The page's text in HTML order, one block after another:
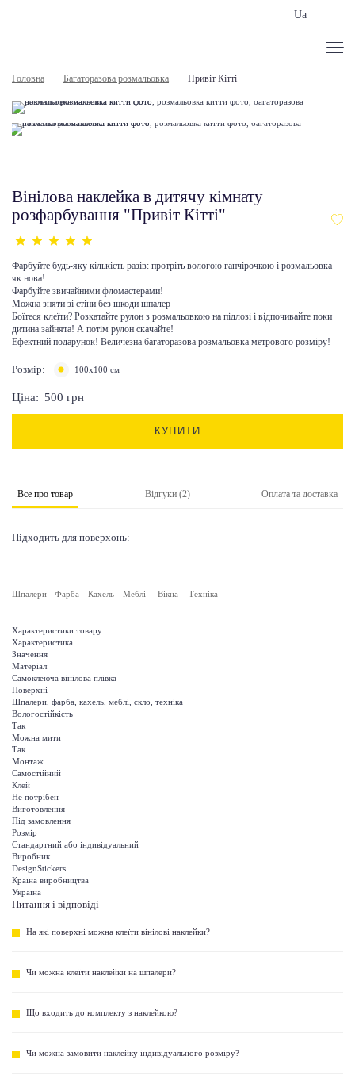
Ua
Головна Багаторазова розмальовка Привіт Кітті
Вінілова наклейка в дитячу кімнату
розфарбування "Привіт Кітті"
Фарбуйте будь-яку кількість разів: протріть вологою ганчірочкою і розмальовка
як нова!
Фарбуйте звичайними фломастерами!
Можна зняти зі стіни без шкоди шпалер
Боїтеся клеїти? Розкатайте рулон з розмальовкою на підлозі і відпочивайте поки
дитина зайнята! А потім рулон скачайте!
Ефектний подарунок! Величезна багаторазова розмальовка метрового розміру!
Розмір: 100х100 см
Ціна: 500 грн
КУПИТИ
Все про товар Відгуки (2) Оплата та доставка
Підходить для поверхонь:
Шпалери Фарба Кахель Меблі Вікна Техніка
Характеристики товару
Характеристика
Значення
Матеріал
Самоклеюча вінілова плівка
Поверхні
Шпалери, фарба, кахель, меблі, скло, техніка
Вологостійкість
Так
Можна мити
Так
Монтаж
Самостійний
Клей
Не потрібен
Виготовлення
Під замовлення
Розмір
Стандартний або індивідуальний
Виробник
DesignStickers
Країна виробництва
Україна
Питання і відповіді
На які поверхні можна клеїти вінілові наклейки?
Чи можна клеїти наклейки на шпалери?
Що входить до комплекту з наклейкою?
Чи можна замовити наклейку індивідуального розміру?